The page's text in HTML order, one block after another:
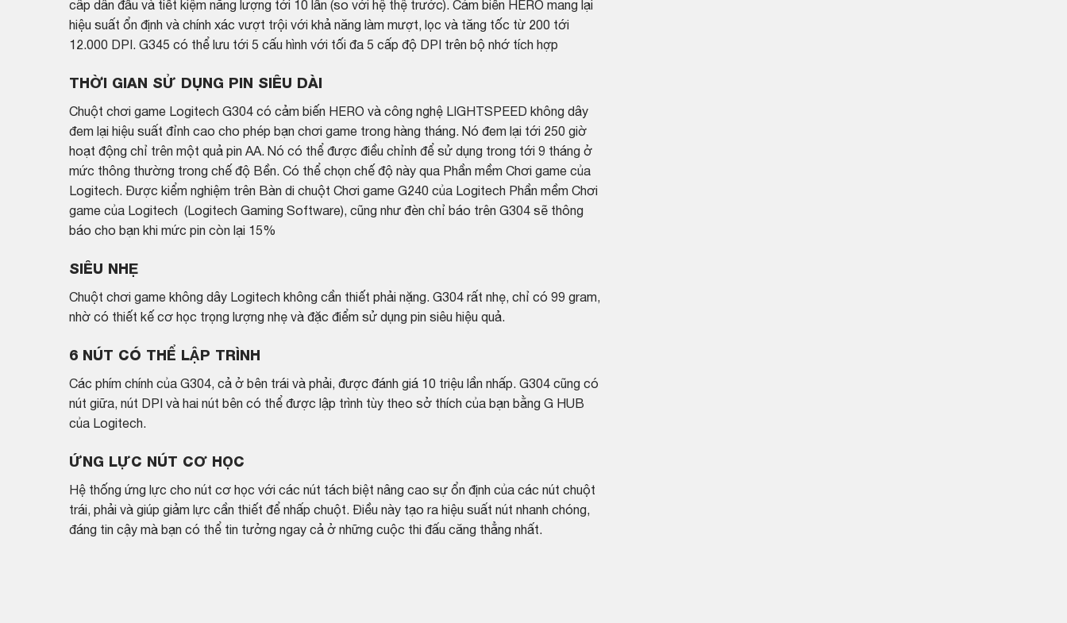
cấp dẫn đầu và tiết kiệm năng lượng tới 10 lần (so với hệ thệ trước). Cảm biến HERO mang lại
hiệu suất ổn định và chính xác vượt trội với khả năng làm mượt, lọc và tăng tốc từ 200 tới
12.000 DPI. G345 có thể lưu tới 5 cấu hình với tối đa 5 cấp độ DPI trên bộ nhớ tích hợp
THỜI GIAN SỬ DỤNG PIN SIÊU DÀI
Chuột chơi game Logitech G304 có cảm biến HERO và công nghệ LIGHTSPEED không dây
đem lại hiệu suất đỉnh cao cho phép bạn chơi game trong hàng tháng. Nó đem lại tới 250 giờ
hoạt động chỉ trên một quả pin AA. Nó có thể được điều chỉnh để sử dụng trong tới 9 tháng ở
mức thông thường trong chế độ Bền. Có thể chọn chế độ này qua Phần mềm Chơi game của
Logitech. Được kiểm nghiệm trên Bàn di chuột Chơi game G240 của Logitech Phần mềm Chơi
game của Logitech (Logitech Gaming Software), cũng như đèn chỉ báo trên G304 sẽ thông
báo cho bạn khi mức pin còn lại 15%
SIÊU NHẸ
Chuột chơi game không dây Logitech không cần thiết phải nặng. G304 rất nhẹ, chỉ có 99 gram,
nhờ có thiết kế cơ học trọng lượng nhẹ và đặc điểm sử dụng pin siêu hiệu quả.
6 NÚT CÓ THỂ LẬP TRÌNH
Các phím chính của G304, cả ở bên trái và phải, được đánh giá 10 triệu lần nhấp. G304 cũng có
nút giữa, nút DPI và hai nút bên có thể được lập trình tùy theo sở thích của bạn bằng G HUB
của Logitech.
ỨNG LỰC NÚT CƠ HỌC
Hệ thống ứng lực cho nút cơ học với các nút tách biệt nâng cao sự ổn định của các nút chuột
trái, phải và giúp giảm lực cần thiết để nhấp chuột. Điều này tạo ra hiệu suất nút nhanh chóng,
đáng tin cậy mà bạn có thể tin tưởng ngay cả ở những cuộc thi đấu căng thẳng nhất.